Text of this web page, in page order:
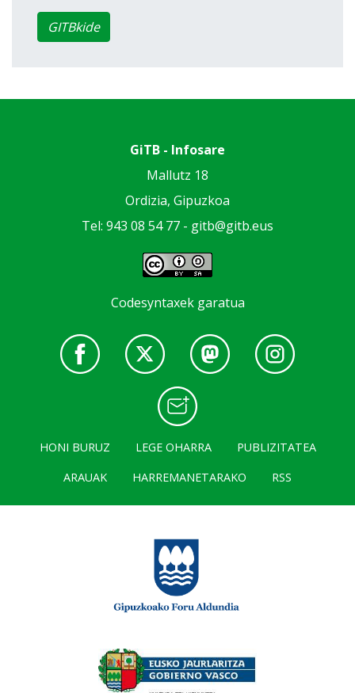
GITBkide
GiTB - Infosare
Mallutz 18
Ordizia, Gipuzkoa
Tel: 943 08 54 77 - gitb@gitb.eus
Codesyntaxek garatua
HONI BURUZ LEGE OHARRA
PUBLIZITATEA
ARAUAK
HARREMANETARAKO RSS